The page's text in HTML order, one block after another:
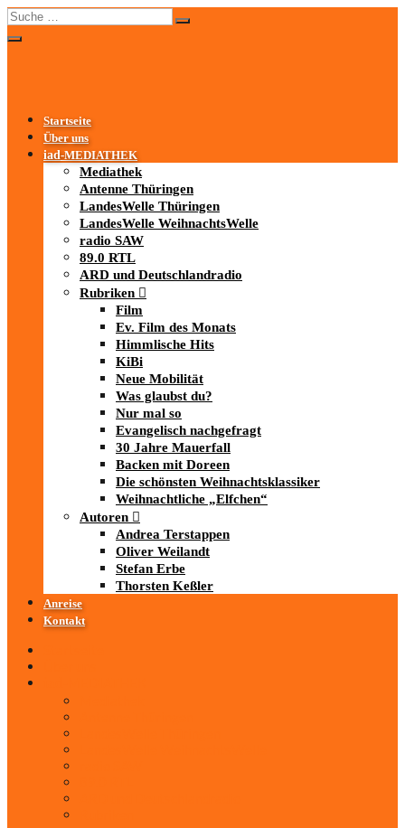
Startseite
Über uns
iad-MEDIATHEK
Mediathek
Antenne Thüringen
LandesWelle Thüringen
LandesWelle WeihnachtsWelle
radio SAW
89.0 RTL
ARD und Deutschlandradio
Rubriken
Film
Ev. Film des Monats
Himmlische Hits
KiBi
Neue Mobilität
Was glaubst du?
Nur mal so
Evangelisch nachgefragt
30 Jahre Mauerfall
Backen mit Doreen
Die schönsten Weihnachtsklassiker
Weihnachtliche „Elfchen“
Autoren
Andrea Terstappen
Oliver Weilandt
Stefan Erbe
Thorsten Keßler
Anreise
Kontakt